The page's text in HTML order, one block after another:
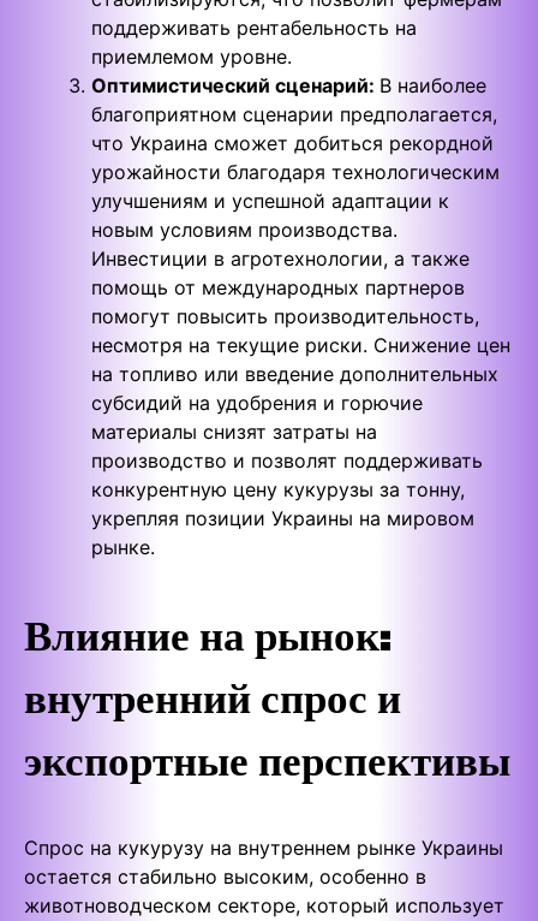
поддерживать рентабельность на
приемлемом уровне.
Оптимистический сценарий: В наиболее
благоприятном сценарии предполагается,
что Украина сможет добиться рекордной
урожайности благодаря технологическим
улучшениям и успешной адаптации к
новым условиям производства.
Инвестиции в агротехнологии, а также
помощь от международных партнеров
помогут повысить производительность,
несмотря на текущие риски. Снижение цен
на топливо или введение дополнительных
субсидий на удобрения и горючие
материалы снизят затраты на
производство и позволят поддерживать
конкурентную цену кукурузы за тонну,
укрепляя позиции Украины на мировом
рынке.
Влияние на рынок:
внутренний спрос и
экспортные перспективы
Спрос на кукурузу на внутреннем рынке Украины
остается стабильно высоким, особенно в
животноводческом секторе, который использует